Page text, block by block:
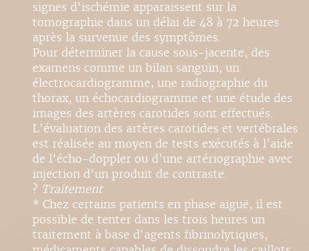
signes d'ischémie apparaissent sur la
tomographie dans un délai de 48 à 72 heures
après la survenue des symptômes.
Pour déterminer la cause sous-jacente, des
examens comme un bilan sanguin, un
électrocardiogramme, une radiographie du
thorax, un échocardiogramme et une étude des
images des artères carotides sont effectués.
L'évaluation des artères carotides et vertébrales
est réalisée au moyen de tests exécutés à l'aide
de l'écho-doppler ou d'une artériographie avec
injection d'un produit de contraste.
? Traitement
* Chez certains patients en phase aiguë, il est
possible de tenter dans les trois heures un
traitement à base d'agents fibrinolytiques,